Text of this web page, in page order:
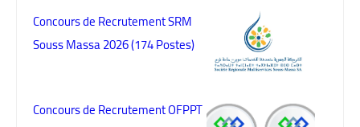
Concours de Recrutement SRM
Souss Massa 2026 (174 Postes)
Concours de Recrutement OFPPT